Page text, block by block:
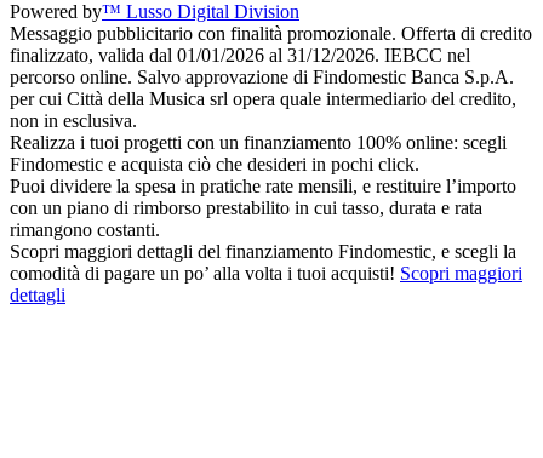
Powered by™ Lusso Digital Division
Messaggio pubblicitario con finalità promozionale. Offerta di credito
finalizzato, valida dal 01/01/2026 al 31/12/2026. IEBCC nel
percorso online. Salvo approvazione di Findomestic Banca S.p.A.
per cui Città della Musica srl opera quale intermediario del credito,
non in esclusiva.
Realizza i tuoi progetti con un finanziamento 100% online: scegli
Findomestic e acquista ciò che desideri in pochi click.
Puoi dividere la spesa in pratiche rate mensili, e restituire l’importo
con un piano di rimborso prestabilito in cui tasso, durata e rata
rimangono costanti.
Scopri maggiori dettagli del finanziamento Findomestic, e scegli la
comodità di pagare un po’ alla volta i tuoi acquisti! Scopri maggiori
dettagli